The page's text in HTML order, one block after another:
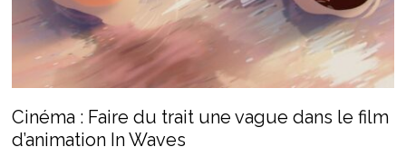
Cinéma : Faire du trait une vague dans le film
d’animation In Waves